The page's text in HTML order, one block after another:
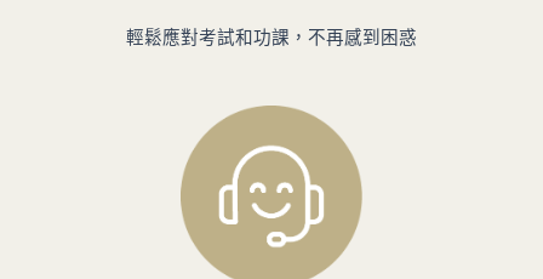
輕鬆應對考試和功課，不再感到困惑